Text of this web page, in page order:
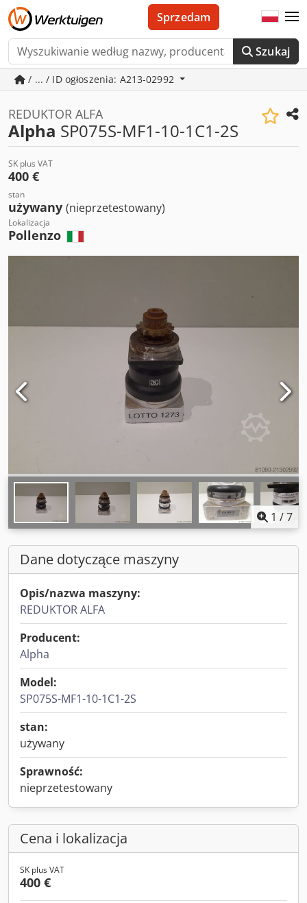
Szukaj
Sprzedam
/ ... / ID ogłoszenia: A213-02992
REDUKTOR ALFA
Alpha SP075S-MF1-10-1C1-2S
SK plus VAT
400 €
stan
używany (nieprzetestowany)
Lokalizacja
Pollenzo
1 /7
Dane dotyczące maszyny
Opis/nazwa maszyny:
REDUKTOR ALFA
Producent:
Alpha
Model:
SP075S-MF1-10-1C1-2S
stan:
używany
Sprawność:
nieprzetestowany
Cena i lokalizacja
SK plus VAT
400 €